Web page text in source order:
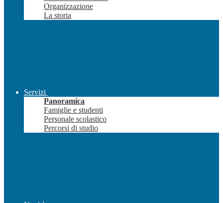
Organizzazione
La storia
Servizi
Panoramica
Famiglie e studenti
Personale scolastico
Percorsi di studio